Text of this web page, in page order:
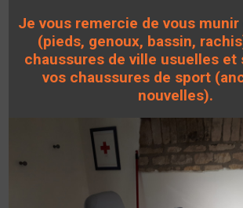
Je vous remercie de vous munir
(pieds, genoux, bassin,
chaussures de ville usuelles et
vos chaussures de sport
nouvelles).